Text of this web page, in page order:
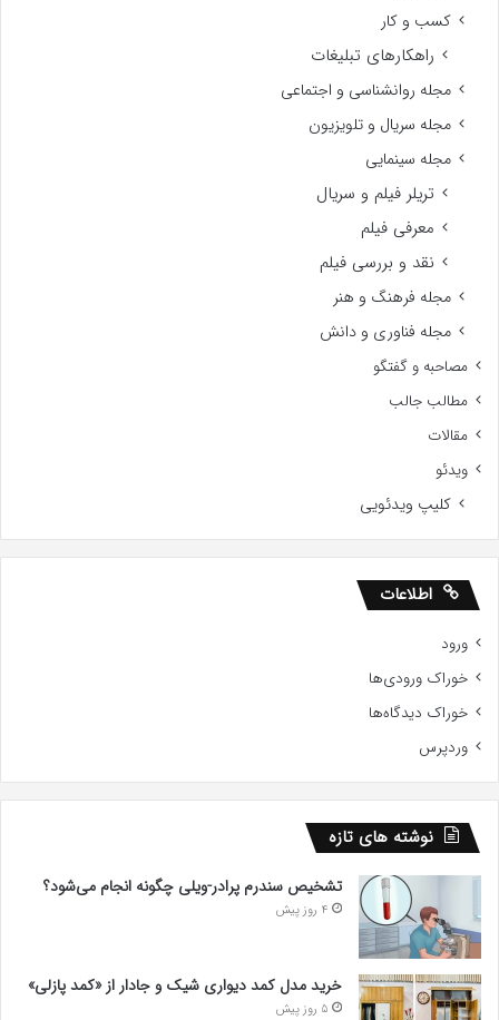
کسب و کار
راهکارهای تبلیغات
مجله روانشناسی و اجتماعی
مجله سریال و تلویزیون
مجله سینمایی
تریلر فیلم و سریال
معرفی فیلم
نقد و بررسی فیلم
مجله فرهنگ و هنر
مجله فناوری و دانش
مصاحبه و گفتگو
مطالب جالب
مقالات
ویدئو
کلیپ ویدئویی
اطلاعات
ورود
خوراک ورودی‌ها
خوراک دیدگاه‌ها
وردپرس
نوشته های تازه
تشخیص سندرم پرادر-ویلی چگونه انجام می‌شود؟
4 روز پیش
خرید مدل کمد دیواری شیک و جادار از «کمد پازلی»
5 روز پیش